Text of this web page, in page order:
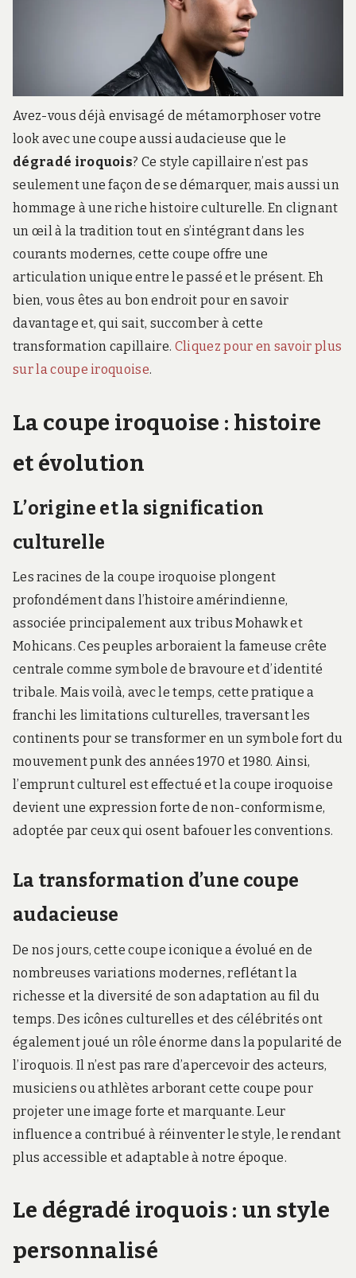
Avez-vous déjà envisagé de métamorphoser votre
look avec une coupe aussi audacieuse que le
dégradé iroquois? Ce style capillaire n’est pas
seulement une façon de se démarquer, mais aussi un
hommage à une riche histoire culturelle. En clignant
un œil à la tradition tout en s’intégrant dans les
courants modernes, cette coupe offre une
articulation unique entre le passé et le présent. Eh
bien, vous êtes au bon endroit pour en savoir
davantage et, qui sait, succomber à cette
transformation capillaire. Cliquez pour en savoir plus
sur la coupe iroquoise.
La coupe iroquoise : histoire
et évolution
L’origine et la signification
culturelle
Les racines de la coupe iroquoise plongent
profondément dans l’histoire amérindienne,
associée principalement aux tribus Mohawk et
Mohicans. Ces peuples arboraient la fameuse crête
centrale comme symbole de bravoure et d’identité
tribale. Mais voilà, avec le temps, cette pratique a
franchi les limitations culturelles, traversant les
continents pour se transformer en un symbole fort du
mouvement punk des années 1970 et 1980. Ainsi,
l’emprunt culturel est effectué et la coupe iroquoise
devient une expression forte de non-conformisme,
adoptée par ceux qui osent bafouer les conventions.
La transformation d’une coupe
audacieuse
De nos jours, cette coupe iconique a évolué en de
nombreuses variations modernes, reflétant la
richesse et la diversité de son adaptation au fil du
temps. Des icônes culturelles et des célébrités ont
également joué un rôle énorme dans la popularité de
l’iroquois. Il n’est pas rare d’apercevoir des acteurs,
musiciens ou athlètes arborant cette coupe pour
projeter une image forte et marquante. Leur
influence a contribué à réinventer le style, le rendant
plus accessible et adaptable à notre époque.
Le dégradé iroquois : un style
personnalisé